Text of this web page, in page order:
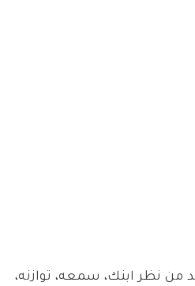
من نظر ابنك، سمعه، توازنه،